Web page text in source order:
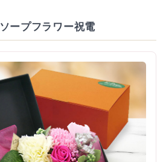
ープフラワー祝電